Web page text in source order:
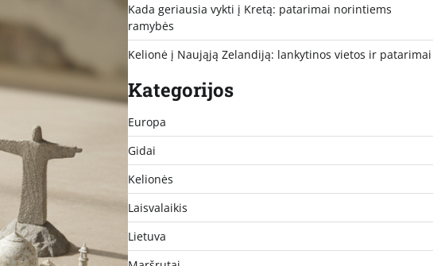
Kada geriausia vykti į Kretą: patarimai norintiems
ramybės
Kelionė į Naująją Zelandiją: lankytinos vietos ir patarimai
Kategorijos
Europa
Gidai
Kelionės
Laisvalaikis
Lietuva